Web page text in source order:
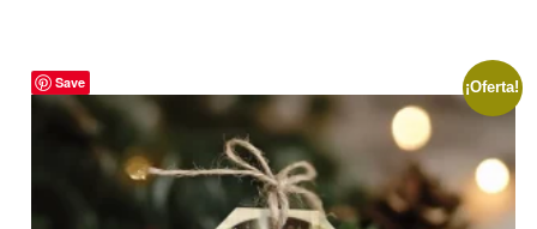
Save ¡Oferta!